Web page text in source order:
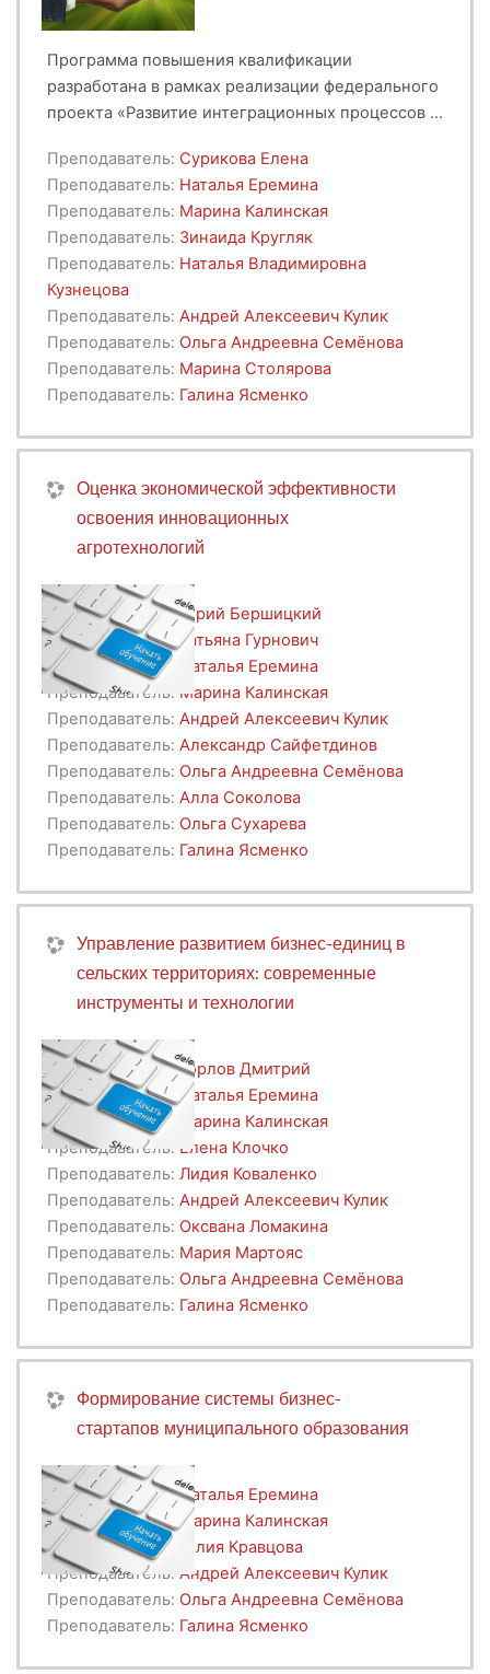
Программа повышения квалификации
разработана в рамках реализации федерального
проекта «Развитие интеграционных процессов в
индустрии», раздел 2 «Высшее образование и
дополнительное профессиональное
образование доступно во всех регионах
Российской Федерации» в целях наращивания
кадрового потенциала экономики и социальной
сферы, а также обеспечения регионального
развития.
среднего уровня финансово-экономических
служб организаций АПК.
Уникальность программы состоит в
формировании у слушателей компетенций в
области подготовки качественной финансовой и
нефинансовой информации о деятельности
организаций АПК на базе стандартов ФСБУ,
МСФО,GRI, SASB с учетом отраслевой
специфики.
Преподаватель: Сурикова Елена
Преподаватель: Наталья Еремина
Преподаватель: Марина Калинская
Преподаватель: Зинаида Кругляк
Преподаватель: Наталья Владимировна
Кузнецова
Преподаватель: Андрей Алексеевич Кулик
Преподаватель: Ольга Андреевна Семёнова
Преподаватель: Марина Столярова
Преподаватель: Галина Ясменко
Оценка экономической эффективности
освоения инновационных
агротехнологий
Преподаватель:Юрий Бершицкий
Преподаватель: Татьяна Гурнович
Преподаватель:
Наталья Еремина
Преподаватель: Марина Калинская
Преподаватель: Андрей Алексеевич Кулик
Преподаватель: Александр Сайфетдинов
Преподаватель: Ольга Андреевна Семёнова
Преподаватель: Алла Соколова
Преподаватель: Ольга Сухарева
Преподаватель: Галина Ясменко
Управление развитием бизнес-единиц в
сельских территориях: современные
инструменты и технологии
Преподаватель:Горлов Дмитрий
Преподаватель: Наталья Еремина
Преподаватель:
Марина Калинская
Преподаватель: Елена Клочко
Преподаватель: Лидия Коваленко
Преподаватель: Андрей Алексеевич Кулик
Преподаватель: Оксвана Ломакина
Преподаватель: Мария Мартояс
Преподаватель: Ольга Андреевна Семёнова
Преподаватель: Галина Ясменко
Формирование системы бизнес-
стартапов муниципального образования
Преподаватель:Наталья Еремина
Преподаватель: Марина Калинская
Преподаватель:
Юлия Кравцова
Преподаватель: Андрей Алексеевич Кулик
Преподаватель: Ольга Андреевна Семёнова
Преподаватель: Галина Ясменко